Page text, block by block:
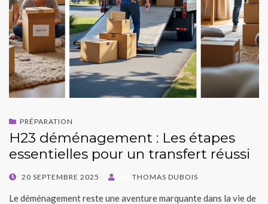
PRÉPARATION
H23 déménagement : Les étapes
essentielles pour un transfert réussi
POSTED
20 SEPTEMBRE 2025 THOMAS DUBOIS
Le déménagement reste une aventure marquante dans la vie de